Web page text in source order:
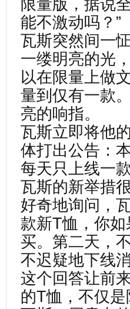
限量版，据说
能不激动吗？”
瓦斯突然间一
一缕明亮的光
以在限量上做
量到仅有一款
亮的响指。
瓦斯立即将他
体打出公告：
每天只上线一
瓦斯的新举措
好奇地询问，
款新T恤，你
买。第二天，
不迟疑地下线
这个回答让前
的T恤，不仅是